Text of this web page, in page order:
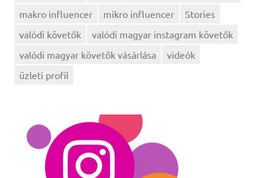
makro influencer
mikro influencer
Stories
valódi követők
valódi magyar instagram követők
valódi magyar követők vásárlása
videók
üzleti profil